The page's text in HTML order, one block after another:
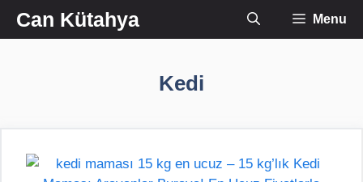
İçeriğe
atlaCan Kütahya Menu
Kedi